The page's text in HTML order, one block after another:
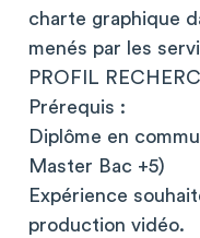
charte graphique
menés par les
PROFIL
Prérequis :
Diplôme en
Master Bac +5)
Expérience
production vidéo.